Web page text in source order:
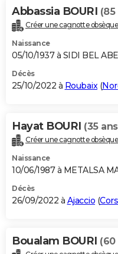
Abbassia BOURI (85
Créer une cagnotte
Naissance
05/10/1937 à SIDI BEL
Décès
25/10/2022 à Roubaix(
Hayat BOURI (35
Créer une cagnotte
Naissance
10/06/1987 à METALSA
Décès
26/09/2022 à Ajaccio (
Boualam BOURI (60